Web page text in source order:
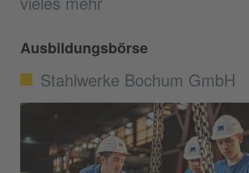
Ausbildungsbörse
Stahlwerke Bochum GmbH